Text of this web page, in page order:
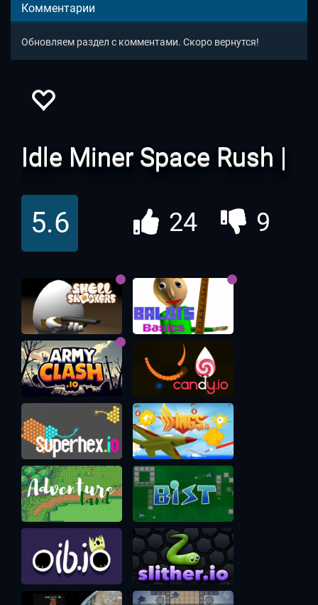
Комментарии
Обновляем раздел с комментами. Скоро вернутся!
Idle Miner Space Rush |
Идле Майнер Онлайн
5.6 24 9